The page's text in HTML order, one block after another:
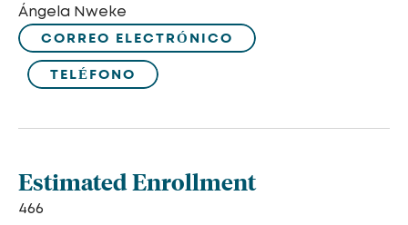
Ángela Nweke
CORREO ELECTRÓNICO
TELÉFONO
Estimated Enrollment
466